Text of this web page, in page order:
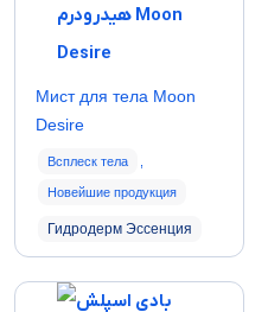
Мист для тела Moon
Desire
Всплеск тела
Новейшие продукция
Гидродерм Эссенция